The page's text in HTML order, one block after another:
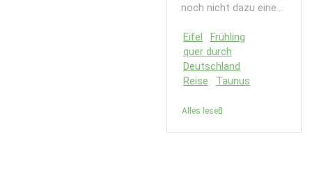
noch nicht dazu eine...
Eifel
Frühling
quer durch
Deutschland
Reise
Taunus
Alles lesen